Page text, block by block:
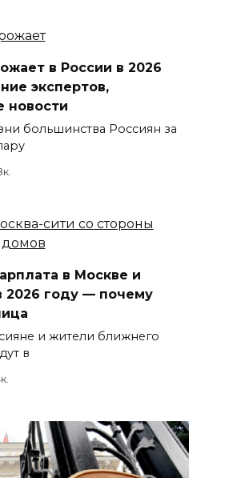
в России в 2026
экспертов,
новости
большинства Россиян за
в Москве и
2026 году — почему
и жители ближнего
в